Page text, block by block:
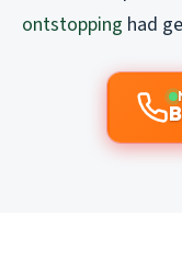
ontstopping had